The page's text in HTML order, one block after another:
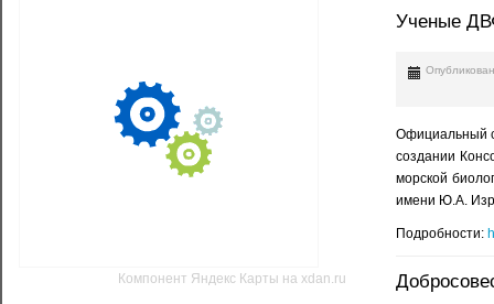
Ученые
Официальный
создании
морской
имени Ю.А.
Подробности:
Компонент Яндекс Карты на xdan.ru